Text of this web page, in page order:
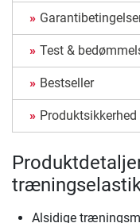
Test &
Bestseller
Produktsikkerhed
Alsidige